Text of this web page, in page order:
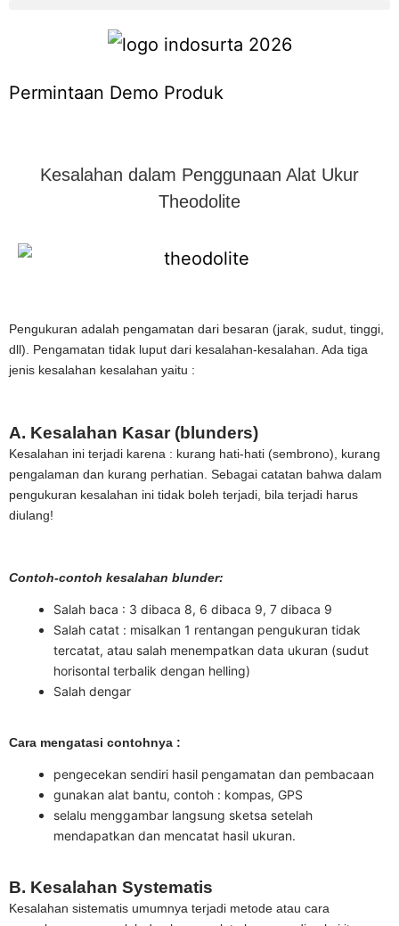
Permintaan Demo Produk
Kesalahan dalam Penggunaan Alat Ukur
Theodolite
Pengukuran adalah pengamatan dari besaran (jarak, sudut, tinggi,
dll). Pengamatan tidak luput dari kesalahan-kesalahan. Ada tiga
jenis kesalahan kesalahan yaitu :
A. Kesalahan Kasar (blunders)
Kesalahan ini terjadi karena : kurang hati-hati (sembrono), kurang
pengalaman dan kurang perhatian. Sebagai catatan bahwa dalam
pengukuran kesalahan ini tidak boleh terjadi, bila terjadi harus
diulang!
Contoh-contoh kesalahan blunder:
Salah baca : 3 dibaca 8, 6 dibaca 9, 7 dibaca 9
Salah catat : misalkan 1 rentangan pengukuran tidak
tercatat, atau salah menempatkan data ukuran (sudut
horisontal terbalik dengan helling)
Salah dengar
Cara mengatasi contohnya :
pengecekan sendiri hasil pengamatan dan pembacaan
gunakan alat bantu, contoh : kompas, GPS
selalu menggambar langsung sketsa setelah
mendapatkan dan mencatat hasil ukuran.
B. Kesalahan Systematis
Kesalahan sistematis umumnya terjadi metode atau cara